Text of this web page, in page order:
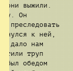
они выжили.
Он
преследовать
к ней,
дало нам
труп
был обедом